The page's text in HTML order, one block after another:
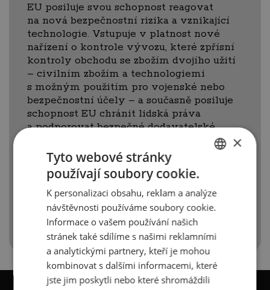
EU posiluje svou schopnost reagovat
na nová bezpečnostní rizika a vznikající
technologie. Vstupuje v platnost nové
nařízení o kontrole vývozu, které zpřísní
kontroly obchodu se zbožím dvojího užití
– civilním zbožím a technologiemi
s možným použitím pro vojenské nebo
bezpečnostní účely – a současně posiluje
schopnost EU chránit lidská práva
a podporovat bezpečné dodavatelské
Více informací naleznete zde:
https://ec.europa.eu/commission/presscorner/
Zdroj:Evropská komise ENGLISH
×
Tyto webové stránky
používají soubory cookie.
K personalizaci obsahu, reklam a analýze
návštěvnosti používáme soubory cookie.
Informace o vašem používání našich
stránek také sdílíme s našimi reklamními
a analytickými partnery, kteří je mohou
kombinovat s dalšími informacemi, které
jste jim poskytli nebo které shromáždili